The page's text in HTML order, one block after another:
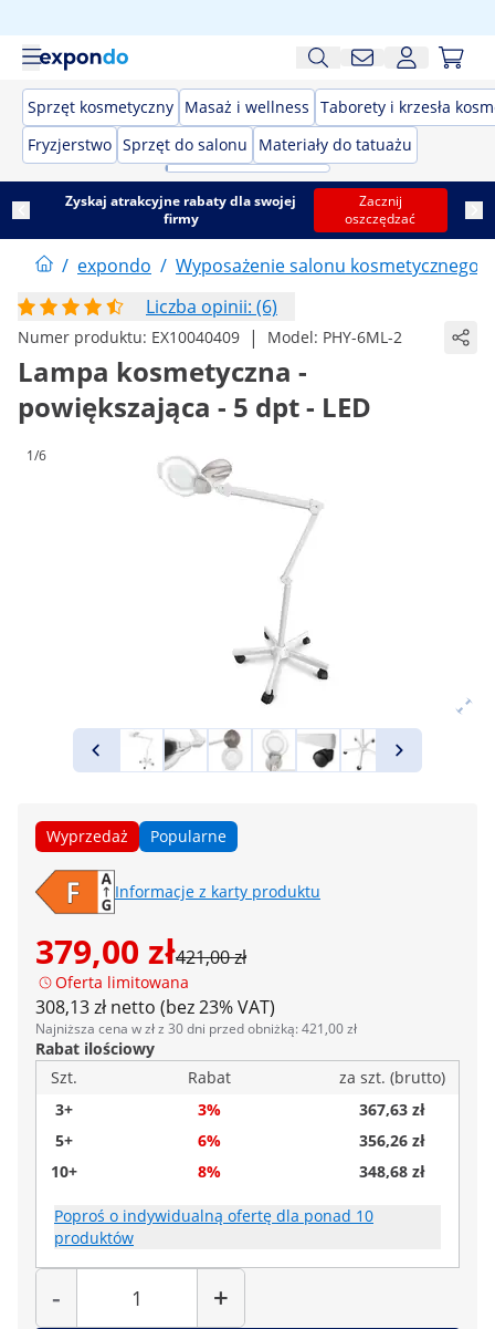
Sprzęt kosmetyczny Masaż i wellness Taborety i krzesła
Fryzjerstwo Sprzęt do salonu Materiały do tatuażu
Zyskaj atrakcyjne rabaty dla swojej
firmy
Zacznij
oszczędzać
/ expondo / Wyposażenie salonu kosmetycznego
Liczba opinii: (6)
Numer produktu: EX10040409 | Model: PHY-6ML-2
Lampa kosmetyczna -
powiększająca - 5 dpt - LED
1/6
Wyprzedaż Popularne
Informacje z karty produktu
379,00 zł421,00 zł
Oferta limitowana
308,13 zł netto (bez 23% VAT)
Najniższa cena w zł z 30 dni przed obniżką: 421,00 zł
Rabat ilościowy
Szt.
Rabat
za szt. (brutto)
3+
3%
367,63 zł
5+
6%
356,26 zł
10+
8% 348,68 zł
Poproś o indywidualną ofertę dla ponad 10
produktów
-
Liczba
+